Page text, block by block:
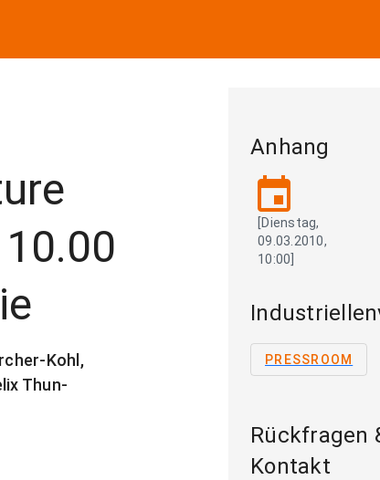
Kohl,
Thun-
Anhang
event
[Dienstag,
09.03.2010,
10:00]
PRESSROOM
Rückfragen
Kontakt